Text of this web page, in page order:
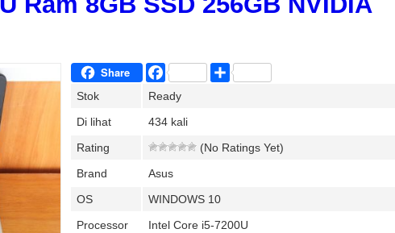
Share Facebook Share
Stok
Ready
Di lihat
434 kali
Rating
(No Ratings Yet)
Brand
Asus
OS
WINDOWS 10
Processor
Intel Core i5-7200U